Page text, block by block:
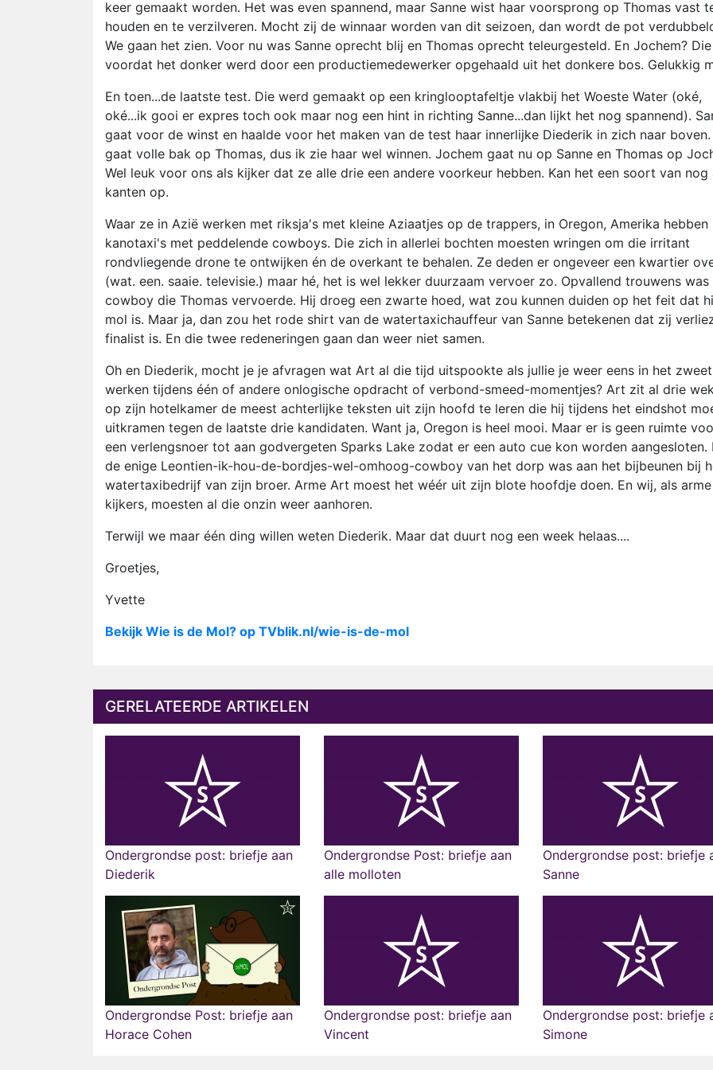
keer gemaakt worden. Het was even spannend, maar Sanne wist haar voorsprong op Thomas vast
houden en te verzilveren. Mocht zij de winnaar worden van dit seizoen, dan wordt de pot
We gaan het zien. Voor nu was Sanne oprecht blij en Thomas oprecht teleurgesteld. En Jochem?
voordat het donker werd door een productiemedewerker opgehaald uit het donkere bos. Gelukkig
En toen...de laatste test. Die werd gemaakt op een kringlooptafeltje vlakbij het Woeste Water (oké,
oké...ik gooi er expres toch ook maar nog een hint in richting Sanne...dan lijkt het nog spannend).
gaat voor de winst en haalde voor het maken van de test haar innerlijke Diederik in zich naar boven.
gaat volle bak op Thomas, dus ik zie haar wel winnen. Jochem gaat nu op Sanne en Thomas op
Wel leuk voor ons als kijker dat ze alle drie een andere voorkeur hebben. Kan het een soort van nog
kanten op.
Waar ze in Azië werken met riksja's met kleine Aziaatjes op de trappers, in Oregon, Amerika hebben
kanotaxi's met peddelende cowboys. Die zich in allerlei bochten moesten wringen om die irritant
rondvliegende drone te ontwijken én de overkant te behalen. Ze deden er ongeveer een kwartier
(wat. een. saaie. televisie.) maar hé, het is wel lekker duurzaam vervoer zo. Opvallend trouwens was
cowboy die Thomas vervoerde. Hij droeg een zwarte hoed, wat zou kunnen duiden op het feit dat
mol is. Maar ja, dan zou het rode shirt van de watertaxichauffeur van Sanne betekenen dat zij
finalist is. En die twee redeneringen gaan dan weer niet samen.
Oh en Diederik, mocht je je afvragen wat Art al die tijd uitspookte als jullie je weer eens in het zweet
werken tijdens één of andere onlogische opdracht of verbond-smeed-momentjes? Art zit al drie
op zijn hotelkamer de meest achterlijke teksten uit zijn hoofd te leren die hij tijdens het eindshot
uitkramen tegen de laatste drie kandidaten. Want ja, Oregon is heel mooi. Maar er is geen ruimte
een verlengsnoer tot aan godvergeten Sparks Lake zodat er een auto cue kon worden aangesloten.
de enige Leontien-ik-hou-de-bordjes-wel-omhoog-cowboy van het dorp was aan het bijbeunen bij
watertaxibedrijf van zijn broer. Arme Art moest het wéér uit zijn blote hoofdje doen. En wij, als arme
kijkers, moesten al die onzin weer aanhoren.
Terwijl we maar één ding willen weten Diederik. Maar dat duurt nog een week helaas....
Groetjes,
Yvette
Bekijk Wie is de Mol? op TVblik.nl/wie-is-de-mol
GERELATEERDE ARTIKELEN
Ondergrondse post: briefje aan
Diederik
Ondergrondse Post: briefje aan
alle molloten
Ondergrondse post: briefje
Sanne
Ondergrondse Post: briefje aan
Horace Cohen
Ondergrondse post: briefje aan
Vincent
Ondergrondse post: briefje
Simone